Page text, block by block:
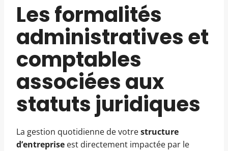
Les formalités
administratives et
comptables
associées aux
statuts juridiques
La gestion quotidienne de votrestructure
d’entreprise est directement impactée par le